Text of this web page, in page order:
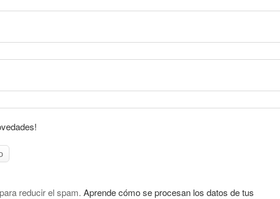
reducir el spam. Aprende cómo se procesan los datos de tus